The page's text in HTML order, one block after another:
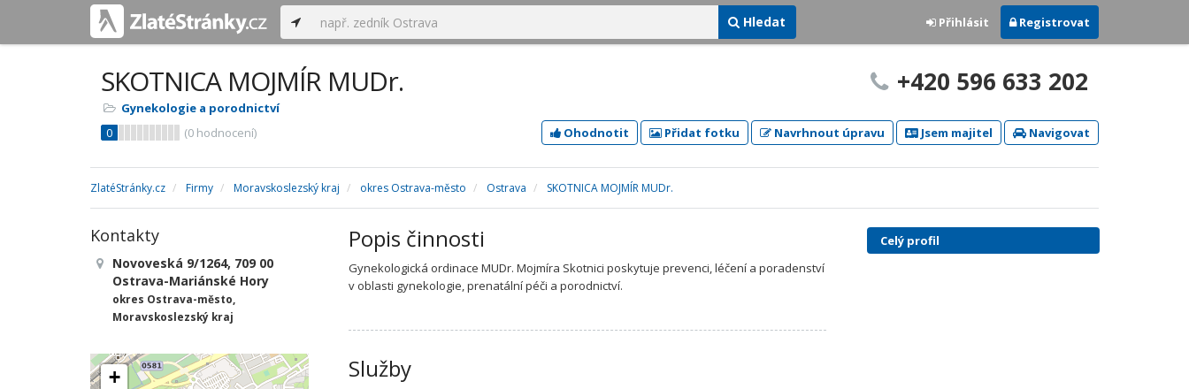
Hledat Přihlásit Registrovat
SKOTNICA MOJMÍR MUDr.
Gynekologie a porodnictví
0
(0 hodnocení)
+420 596 633 202
Ohodnotit Přidat fotku Navrhnout úpravu Jsem majitel Navigovat
ZlatéStránky.cz Firmy Moravskoslezský kraj okres Ostrava-město Ostrava SKOTNICA MOJMÍR MUDr.
Popis činnosti
Gynekologická ordinace MUDr. Mojmíra Skotnici poskytuje prevenci, léčení a poradenství
v oblasti gynekologie, prenatální péči a porodnictví.
Služby
Kontakty
Novoveská 9/1264, 709 00
Ostrava-Mariánské Hory
okres Ostrava-město,
Moravskoslezský kraj
+
Celý profil